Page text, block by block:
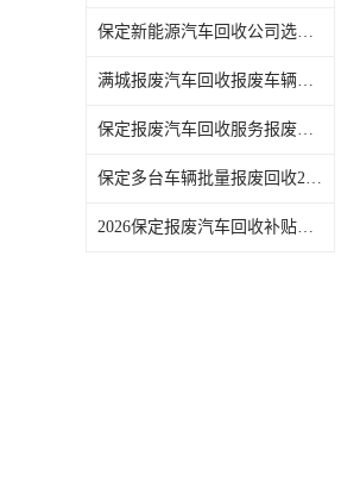
保定新能源汽车回收公司选哪家
满城报废汽车回收报废车辆残值实时报价
保定报废汽车回收服务报废手续全程代办不用跑腿
保定多台车辆批量报废回收2026补贴政策
2026保定报废汽车回收补贴申领常见问题汇总